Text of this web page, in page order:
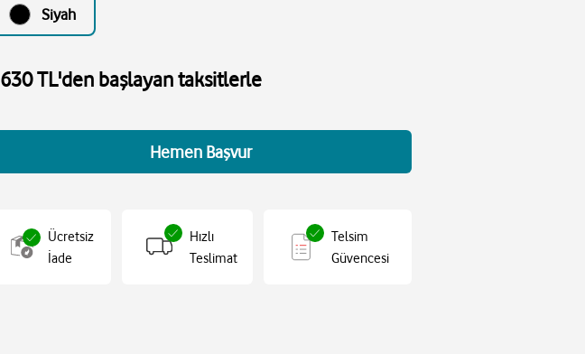
Siyah
630 TL'den başlayan taksitlerle
Hemen Başvur
Ücretsiz
İade
Hızlı
Teslimat
Telsim
Güvencesi